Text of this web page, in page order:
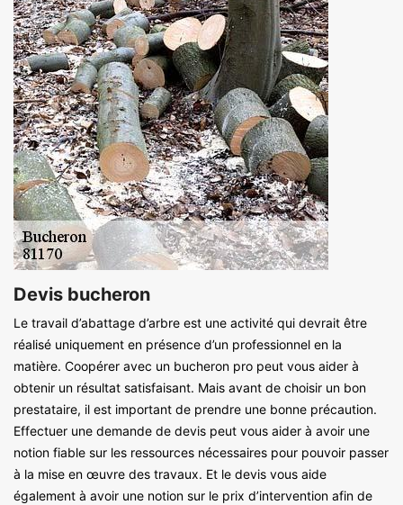
Devis bucheron
Le travail d’abattage d’arbre est une activité qui devrait être
réalisé uniquement en présence d’un professionnel en la
matière. Coopérer avec un bucheron pro peut vous aider à
obtenir un résultat satisfaisant. Mais avant de choisir un bon
prestataire, il est important de prendre une bonne précaution.
Effectuer une demande de devis peut vous aider à avoir une
notion fiable sur les ressources nécessaires pour pouvoir passer
à la mise en œuvre des travaux. Et le devis vous aide
également à avoir une notion sur le prix d’intervention afin de